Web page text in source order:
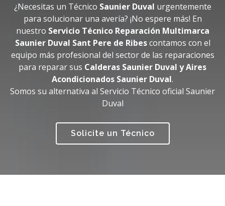
¿Necesitas un Técnico Saunier Duval urgentemente
para solucionar una avería? ¡No espere más! En
nuestro Servicio Técnico Reparación Multimarca
Saunier Duval Sant Pere de Ribescontamos con el
equipo más profesional del sector de las reparaciones
para reparar sus Calderas Saunier Duval y Aires
Acondicionados Saunier Duval.
Somos su alternativa al Servicio Técnico oficial Saunier
Duval
Solicite un Técnico